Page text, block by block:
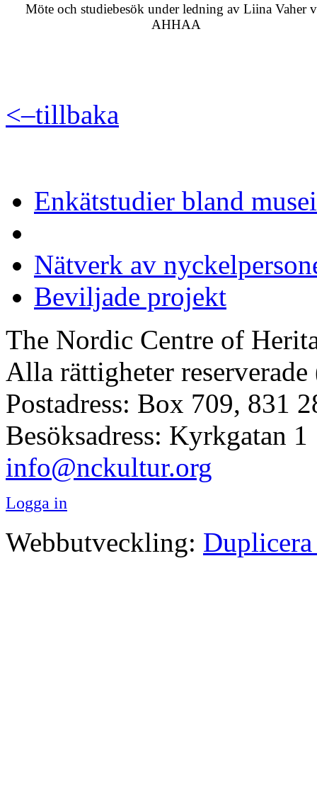
Möte och studiebesök under ledning av Liina Vaher
AHHAA
<–tillbaka
Enkätstudier bland
Nätverk av
Beviljade projekt
The Nordic Centre of
Alla rättigheter
Postadress: Box 709, 831
Besöksadress: Kyrkgatan 1
info@nckultur.org
Logga in
Webbutveckling: